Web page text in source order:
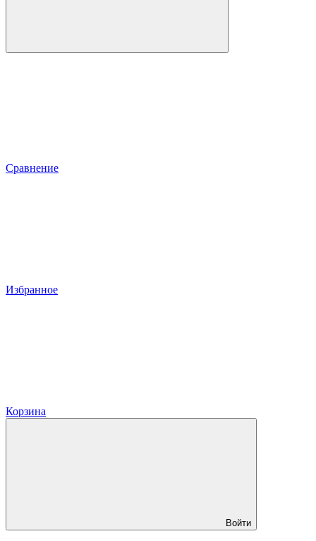
Сравнение
Избранное
Корзина
Войти